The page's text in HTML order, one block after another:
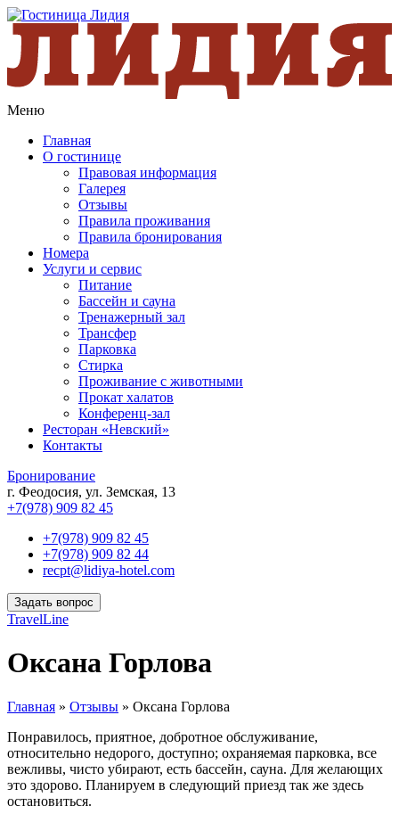
Меню
Главная
О гостинице
Правовая информация
Галерея
Отзывы
Правила проживания
Правила бронирования
Номера
Услуги и сервис
Питание
Бассейн и сауна
Тренажерный зал
Трансфер
Парковка
Стирка
Проживание с животными
Прокат халатов
Конференц-зал
Ресторан «Невский»
Контакты
Бронирование
г. Феодосия, ул. Земская, 13
+7(978) 909 82 45
+7(978) 909 82 45
+7(978) 909 82 44
recpt@lidiya-hotel.com
Задать вопрос
TravelLine
Оксана Горлова
Главная » Отзывы » Оксана Горлова
Понравилось, приятное, добротное обслуживание,
относительно недорого, доступно; охраняемая парковка, все
вежливы, чисто убирают, есть бассейн, сауна. Для желающих
это здорово. Планируем в следующий приезд так же здесь
остановиться.